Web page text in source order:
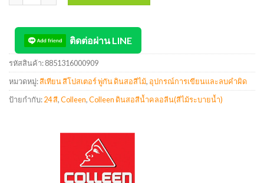
ติดต่อผ่าน LINE
รหัสสินค้า:8851316000909
หมวดหมู่:สีเทียน สีโปสเตอร์ พู่กัน ดินสอสีไม้, อุปกรณ์การเขียนและลบคำผิด
ป้ายกำกับ:24 สี,Colleen,Colleen ดินสอสีน้ำคลอลีน(สีไม้ระบายน้ำ)